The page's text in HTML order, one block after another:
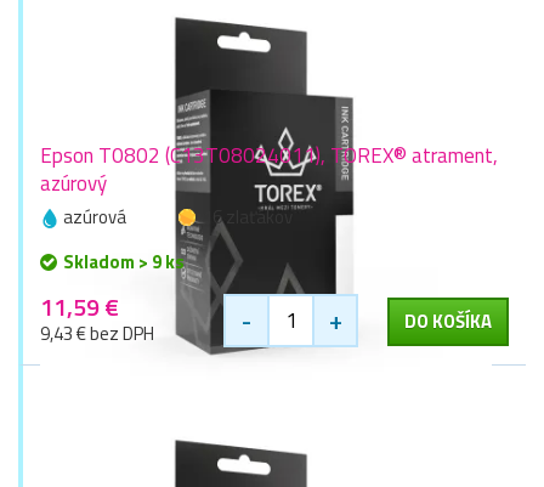
Epson T0802 (C13T08024011), TOREX® atrament,
azúrový
azúrová
16 zlaťákov
Skladom > 9 ks
11,59 €
9,43 € bez DPH - + DO KOŠÍKA